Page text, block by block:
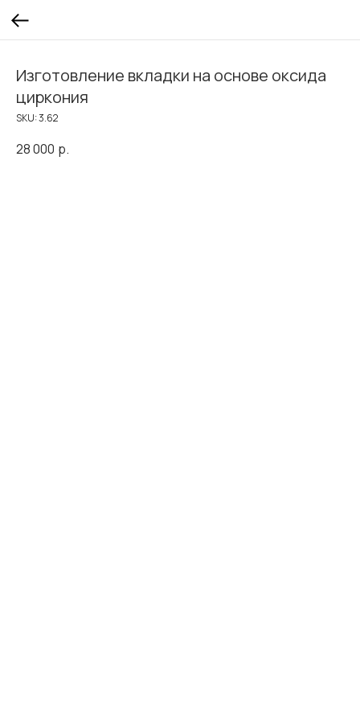
Изготовление вкладки на основе оксида
циркония
SKU:3.62
28 000 р.